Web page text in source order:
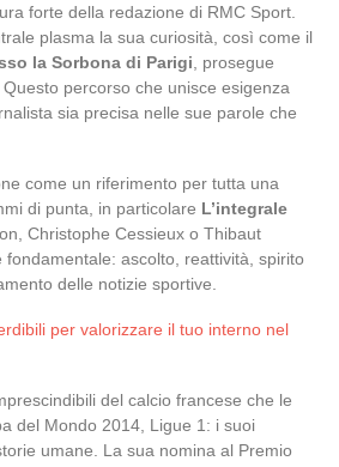
forte della redazione di RMC Sport.
plasma la sua curiosità, così come il
la Sorbona di Parigi , prosegue
percorso che unisce esigenza
sia precisa nelle sue parole che
come un riferimento per tutta una
di punta, in particolare L’integrale
Christophe Cessieux o Thibaut
ascolto, reattività, spirito
delle notizie sportive.
per valorizzare il tuo interno nel
del calcio francese che le
del Mondo 2014, Ligue 1: i suoi
umane. La sua nomina al Premio